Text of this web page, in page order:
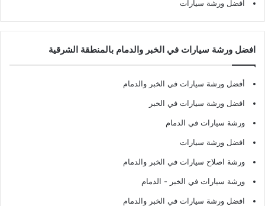
افضل ورشة سيارات
افضل ورشة سيارات في الخبر والدمام بالمنطقة الشرقية
أفضل ورشة سيارات في الخبر والدمام
افضل ورشة سيارات في الخبر
ورشة سيارات في الدمام
افضل ورشة سيارات
ورشة اصلاح سيارات في الخبر والدمام
ورشة سيارات في الخبر - الدمام
افضل ورشة سيارات في الخبر والدمام